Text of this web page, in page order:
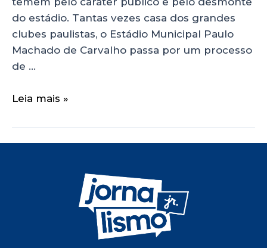
do estádio. Tantas vezes casa dos grandes
clubes paulistas, o Estádio Municipal Paulo
Machado de Carvalho passa por um processo
de …
Leia mais »